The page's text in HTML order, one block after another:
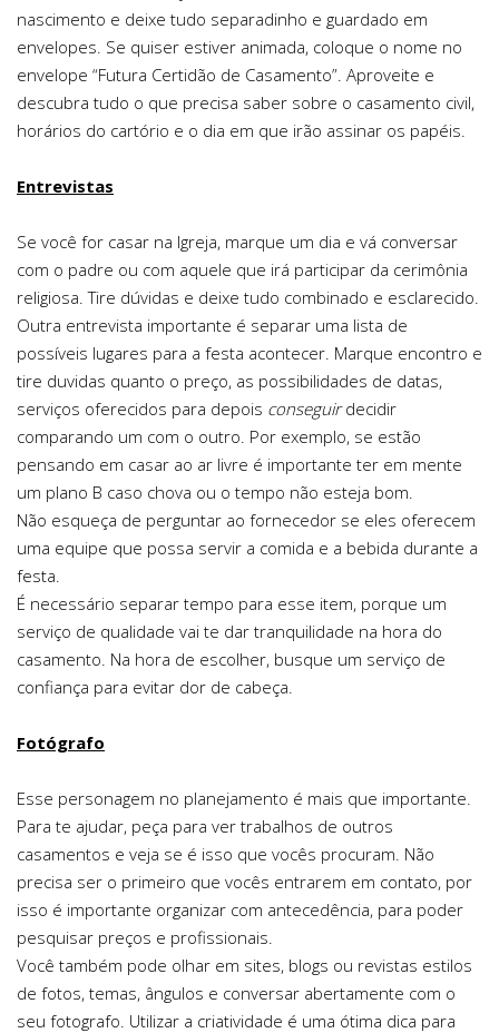
nascimento e deixe tudo separadinho e guardado em
envelopes. Se quiser estiver animada, coloque o nome no
envelope “Futura Certidão de Casamento”. Aproveite e
descubra tudo o que precisa saber sobre o casamento civil,
horários do cartório e o dia em que irão assinar os papéis.
Entrevistas
Se você for casar na Igreja, marque um dia e vá conversar
com o padre ou com aquele que irá participar da cerimônia
religiosa. Tire dúvidas e deixe tudo combinado e esclarecido.
Outra entrevista importante é separar uma lista de
possíveis lugares para a festa acontecer. Marque encontro e
tire duvidas quanto o preço, as possibilidades de datas,
serviços oferecidos para depois conseguirdecidir
comparando um com o outro. Por exemplo, se estão
pensando em casar ao ar livre é importante ter em mente
um plano B caso chova ou o tempo não esteja bom.
Não esqueça de perguntar ao fornecedor se eles oferecem
uma equipe que possa servir a comida e a bebida durante a
festa.
É necessário separar tempo para esse item, porque um
serviço de qualidade vai te dar tranquilidade na hora do
casamento. Na hora de escolher, busque um serviço de
confiança para evitar dor de cabeça.
Fotógrafo
Esse personagem no planejamento é mais que importante.
Para te ajudar, peça para ver trabalhos de outros
casamentos e veja se é isso que vocês procuram. Não
precisa ser o primeiro que vocês entrarem em contato, por
isso é importante organizar com antecedência, para poder
pesquisar preços e profissionais.
Você também pode olhar em sites, blogs ou revistas estilos
de fotos, temas, ângulos e conversar abertamente com o
seu fotografo. Utilizar a criatividade é uma ótima dica para